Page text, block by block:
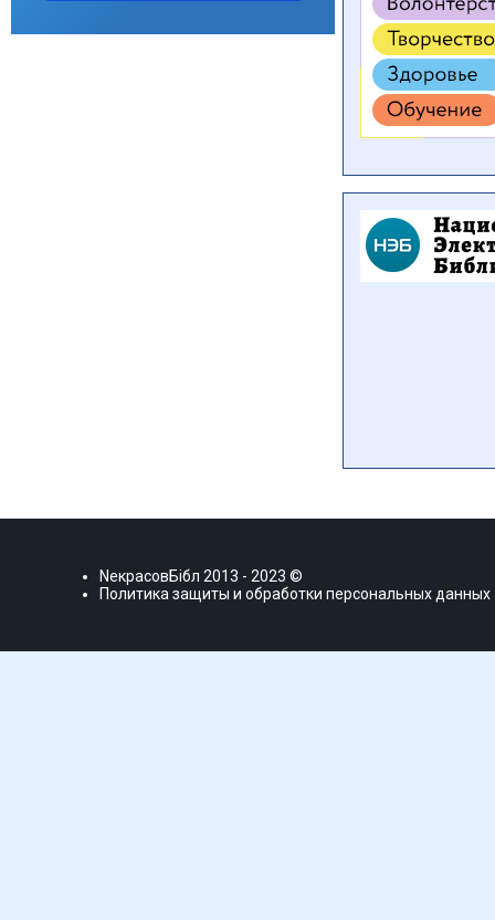
NекрасовБiбл 2013 - 2023 ©
Политика защиты и обработки персональных данных